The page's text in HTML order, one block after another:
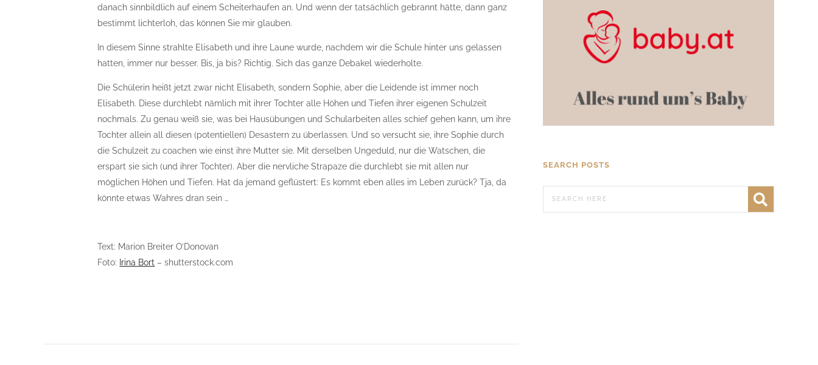
danach sinnbildlich auf einem Scheiterhaufen an. Und wenn der tatsächlich gebrannt hätte, dann ganz
bestimmt lichterloh, das können Sie mir glauben.
In diesem Sinne strahlte Elisabeth und ihre Laune wurde, nachdem wir die Schule hinter uns gelassen
hatten, immer nur besser. Bis, ja bis? Richtig. Sich das ganze Debakel wiederholte.
Die Schülerin heißt jetzt zwar nicht Elisabeth, sondern Sophie, aber die Leidende ist immer noch
Elisabeth. Diese durchlebt nämlich mit ihrer Tochter alle Höhen und Tiefen ihrer eigenen Schulzeit
nochmals. Zu genau weiß sie, was bei Hausübungen und Schularbeiten alles schief gehen kann, um ihre
Tochter allein all diesen (potentiellen) Desastern zu überlassen. Und so versucht sie, ihre Sophie durch
die Schulzeit zu coachen wie einst ihre Mutter sie. Mit derselben Ungeduld, nur die Watschen, die
erspart sie sich (und ihrer Tochter). Aber die nervliche Strapaze die durchlebt sie mit allen nur
möglichen Höhen und Tiefen. Hat da jemand geflüstert: Es kommt eben alles im Leben zurück? Tja, da
könnte etwas Wahres dran sein …
Text: Marion Breiter O’Donovan
Foto: Irina Bort – shutterstock.com
SEARCH POSTS